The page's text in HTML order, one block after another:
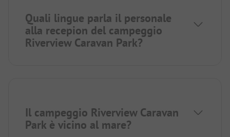
Quali lingue parla il personale
alla recepion del campeggio
Riverview Caravan Park?
Il campeggio Riverview Caravan
Park è vicino al mare?